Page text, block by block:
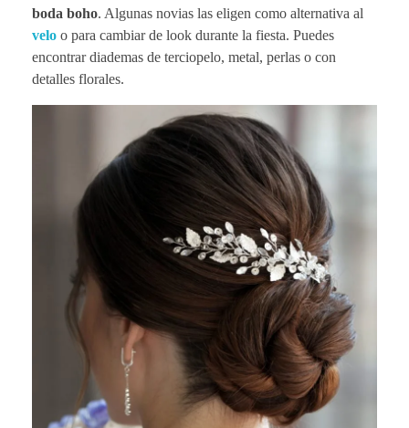
boda boho. Algunas novias las eligen como alternativa al
velo o para cambiar de look durante la fiesta. Puedes
encontrar diademas de terciopelo, metal, perlas o con
detalles florales.